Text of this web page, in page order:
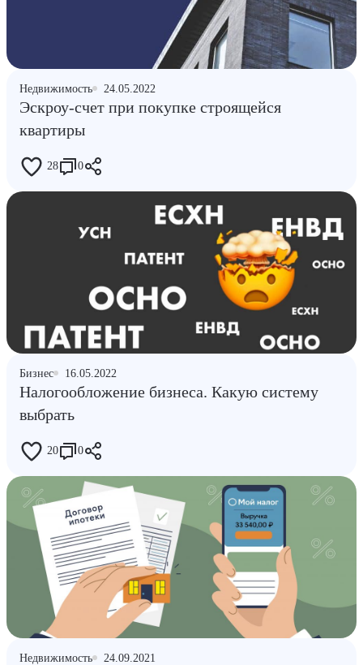
Недвижимость 24.05.2022
Эскроу-счет при покупке строящейся
квартиры
28 0
Бизнес 16.05.2022
Налогообложение бизнеса. Какую систему
выбрать
20 0
Недвижимость 24.09.2021